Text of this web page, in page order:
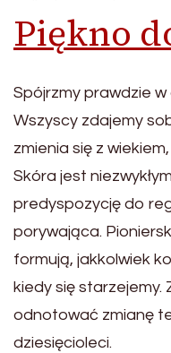
Piękno
Spójrzmy prawdzie
Wszyscy zdajemy
zmienia się z
Skóra jest
predyspozycję do
porywająca.
formują, jakkolwiek
kiedy się
odnotować zmianę
dziesięcioleci.